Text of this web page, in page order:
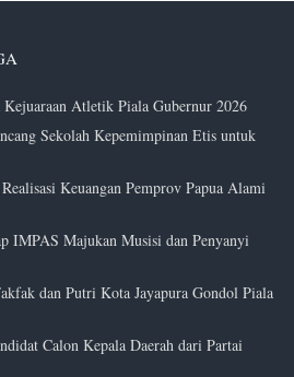
Kejuaraan Atletik Piala Gubernur 2026
Sekolah Kepemimpinan Etis untuk
Keuangan Pemprov Papua Alami
IMPAS Majukan Musisi dan Penyanyi
dan Putri Kota Jayapura Gondol Piala
Calon Kepala Daerah dari Partai